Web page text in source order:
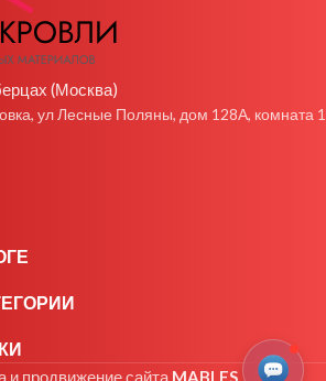
(Москва)
ул Лесные Поляны, дом 128А, комната 1
и продвижение сайтаMABLES.